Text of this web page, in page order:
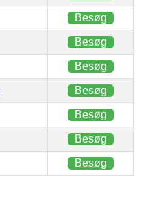
Besøg
Besøg
Besøg
Besøg
Besøg
Besøg
Besøg